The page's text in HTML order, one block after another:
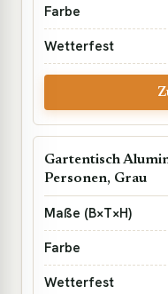
Gartentisch
Personen, Grau